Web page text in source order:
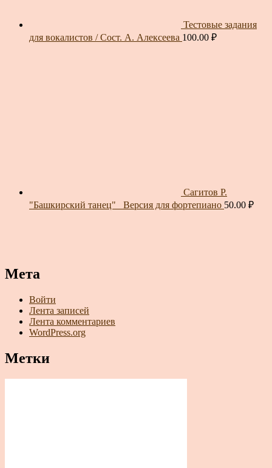
Тестовые задания
для вокалистов / Сост. А. Алексеева 100.00 ₽
Сагитов Р.
"Башкирский танец"_ Версия для фортепиано 50.00 ₽
Мета
Войти
Лента записей
Лента комментариев
WordPress.org
Метки